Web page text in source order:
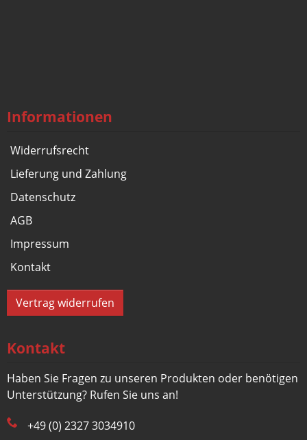
Informationen
Widerrufsrecht
Lieferung und Zahlung
Datenschutz
AGB
Impressum
Kontakt
Vertrag widerrufen
Kontakt
Haben Sie Fragen zu unseren Produkten oder benötigen
Unterstützung? Rufen Sie uns an!
+49 (0) 2327 3034910